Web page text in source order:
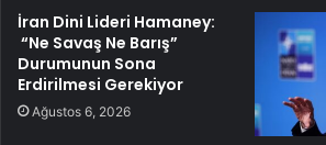
İran Dini Lideri Hamaney:
“Ne Savaş Ne Barış”
Durumunun Sona
Erdirilmesi Gerekiyor
Ağustos 6, 2026